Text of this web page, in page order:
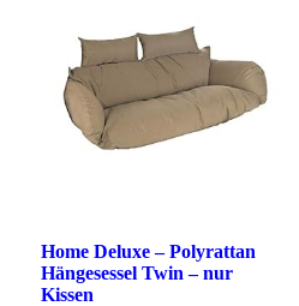
Home Deluxe – Polyrattan
Hängesessel Twin – nur
Kissen